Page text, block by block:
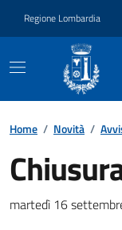
Regione Lombardia
Home / Novità /
Dettagli
martedì 16